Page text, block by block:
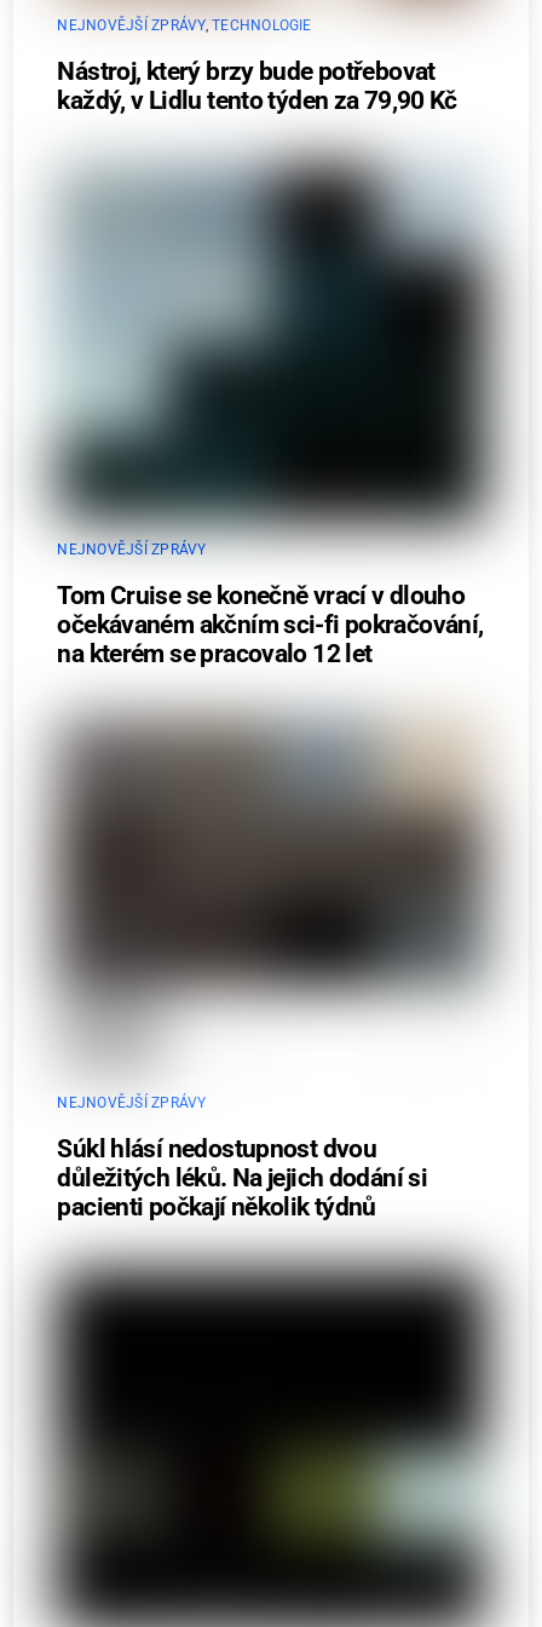
NEJNOVĚJŠÍ ZPRÁVY,TECHNOLOGIE
Nástroj, který brzy bude potřebovat
každý, v Lidlu tento týden za 79,90 Kč
NEJNOVĚJŠÍ ZPRÁVY
Tom Cruise se konečně vrací v dlouho
očekávaném akčním sci-fi pokračování,
na kterém se pracovalo 12 let
NEJNOVĚJŠÍ ZPRÁVY
Súkl hlásí nedostupnost dvou
důležitých léků. Na jejich dodání si
pacienti počkají několik týdnů